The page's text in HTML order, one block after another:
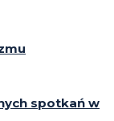
spotkań w